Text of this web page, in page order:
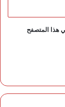
هذا المتصفح